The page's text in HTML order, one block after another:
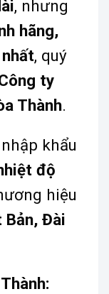
, nhưng
hãng,
, quý
ty
Thành.
khẩu
độ
hiệu
Bản, Đài